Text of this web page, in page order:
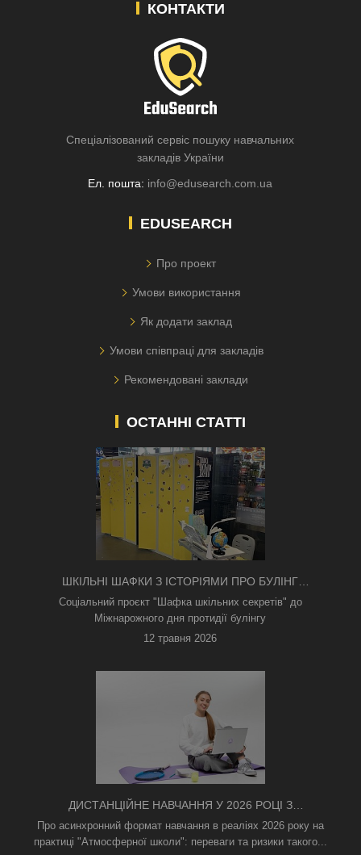
КОНТАКТИ
Спеціалізований сервіс пошуку навчальних
закладів України
Ел. пошта: info@edusearch.com.ua
EDUSEARCH
Про проект
Умови використання
Як додати заклад
Умови співпраці для закладів
Рекомендовані заклади
ОСТАННІ СТАТТІ
ШКІЛЬНІ ШАФКИ З ІСТОРІЯМИ ПРО БУЛІНГ
З'ЯВИЛИСЯ В КИЄВІ
Соціальний проєкт "Шафка шкільних секретів" до
Міжнарожного дня протидії булінгу
12 травня 2026
ДИСТАНЦІЙНЕ НАВЧАННЯ У 2026 РОЦІ З
ТРИВОГАМИ ТА БЕЗ СВІТЛА: ЯК АСИНХРОННИЙ
ФОРМАТ РЯТУЄ ОСВІТНІЙ ПРОЦЕС
Про асинхронний формат навчання в реаліях 2026 року на
практиці "Атмосферної школи": переваги та ризики такого...